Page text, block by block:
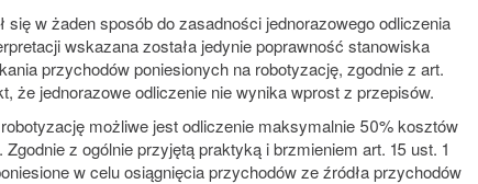
się w żaden sposób do zasadności jednorazowego odliczenia
wskazana została jedynie poprawność stanowiska
przychodów poniesionych na robotyzację, zgodnie z art.
że jednorazowe odliczenie nie wynika wprost z przepisów.
możliwe jest odliczenie maksymalnie 50% kosztów
z ogólnie przyjętą praktyką i brzmieniem art. 15 ust. 1
w celu osiągnięcia przychodów ze źródła przychodów